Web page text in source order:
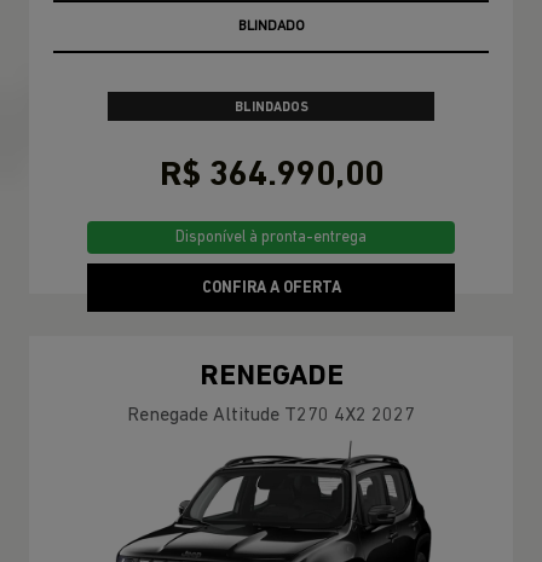
PRONTA ENTREGA
BLINDADOS
R$ 364.990,00
Disponível à pronta-entrega
CONFIRA A OFERTA
RENEGADE
Renegade Altitude T270 4X2 2027